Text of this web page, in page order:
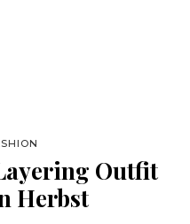
Outfit
Herbst